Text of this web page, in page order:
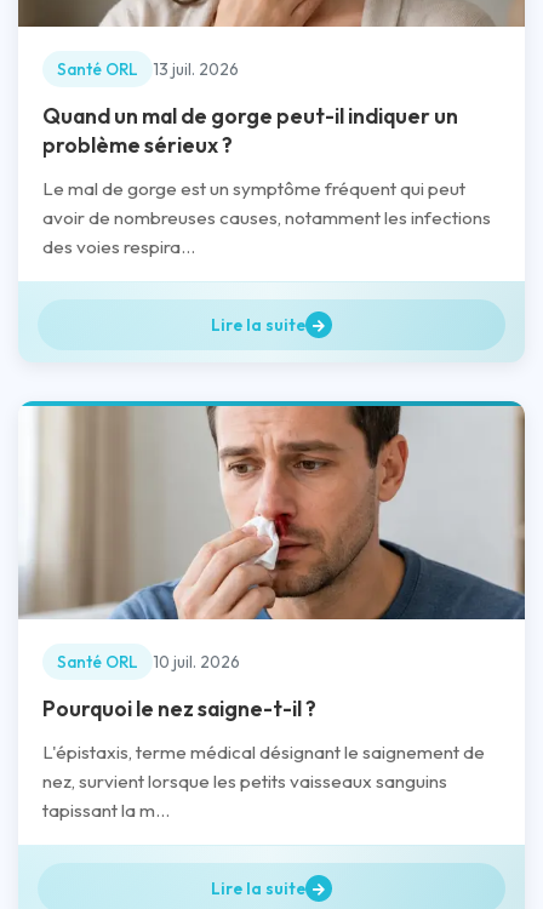
Santé ORL 13 juil. 2026
Quand un mal de gorge peut-il indiquer un
problème sérieux ?
Le mal de gorge est un symptôme fréquent qui peut
avoir de nombreuses causes, notamment les infections
des voies respira...
Lire la suite
Santé ORL 10 juil. 2026
Pourquoi le nez saigne-t-il ?
L'épistaxis, terme médical désignant le saignement de
nez, survient lorsque les petits vaisseaux sanguins
tapissant la m...
Lire la suite